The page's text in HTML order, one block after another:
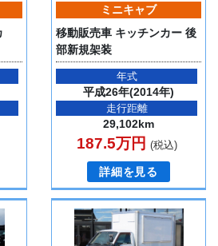
ミニキャブ
移動販売車 キッチンカー 後
部新規架装
年式
平成26年(2014年)
走行距離
29,102km
187.5万円 (税込)
詳細を見る